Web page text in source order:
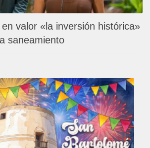
valor «la inversión histórica»
saneamiento